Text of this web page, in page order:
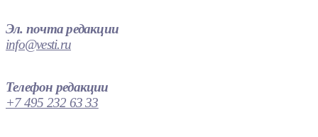
Эл. почта редакции
info@vesti.ru
Телефон редакции
+7 495 232 63 33